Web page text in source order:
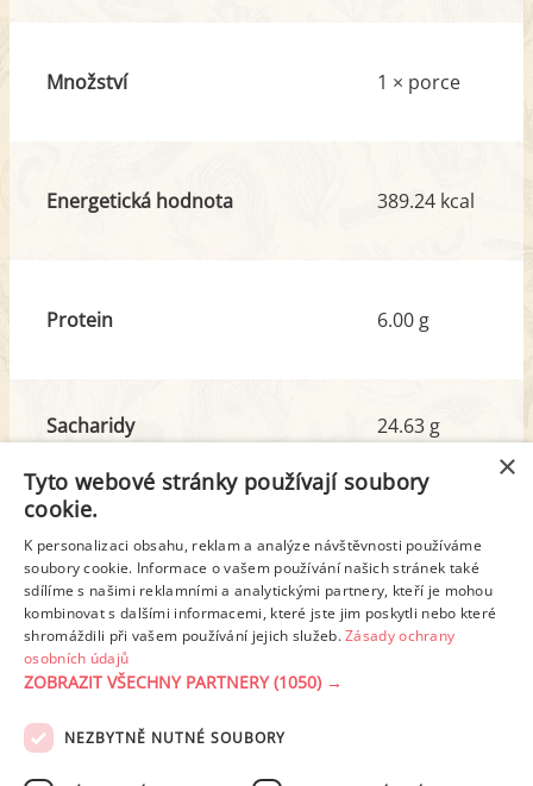
Množství 1 × porce
Energetická hodnota 389.24 kcal
Protein 6.00 g
Sacharidy
z toho cukr
24.63 g
9.53 g
Tuk
z toho nas. mastné kyseliny
29.94 g
9.51 g
Detailní rozpis
×
Tyto webové stránky používají soubory
cookie.
K personalizaci obsahu, reklam a analýze návštěvnosti používáme
soubory cookie. Informace o vašem používání našich stránek také
sdílíme s našimi reklamními a analytickými partnery, kteří je mohou
kombinovat s dalšími informacemi, které jste jim poskytli nebo které
shromáždili při vašem používání jejich služeb.Zásady ochrany
osobních údajů
ZOBRAZIT VŠECHNY PARTNERY(1050) →
NEZBYTNĚ NUTNÉ SOUBORY